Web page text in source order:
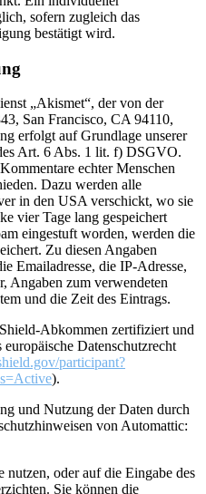
sofern zugleich das
bestätigt wird.
„Akismet“, der von der
San Francisco, CA 94110,
erfolgt auf Grundlage unserer
Art. 6 Abs. 1 lit. f) DSGVO.
echter Menschen
Dazu werden alle
in den USA verschickt, wo sie
vier Tage lang gespeichert
eingestuft worden, werden die
Zu diesen Angaben
Emailadresse, die IP-Adresse,
Angaben zum verwendeten
und die Zeit des Eintrags.
Abkommen zertifiziert und
Datenschutzrecht
participant?
).
und Nutzung der Daten durch
von Automattic:
nutzen, oder auf die Eingabe des
Sie können die